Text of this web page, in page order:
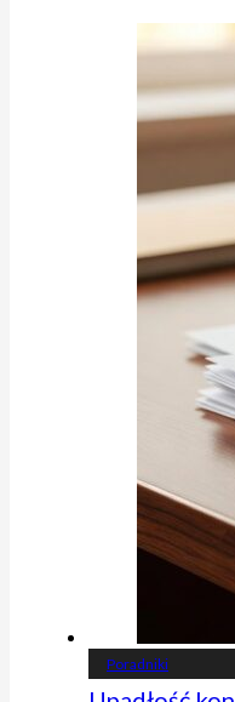
Poradniki